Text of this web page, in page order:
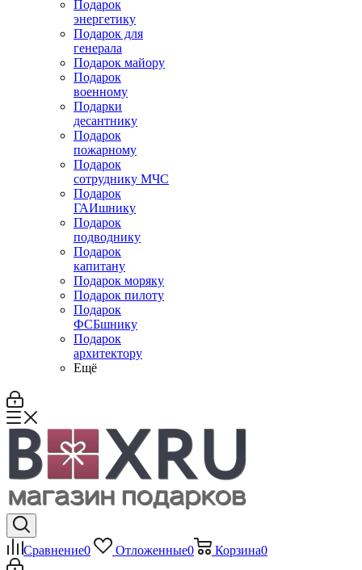
Подарок
энергетику
Подарок для
генерала
Подарок майору
Подарок
военному
Подарки
десантнику
Подарок
пожарному
Подарок
сотруднику МЧС
Подарок
ГАИшнику
Подарок
подводнику
Подарок
капитану
Подарок моряку
Подарок пилоту
Подарок
ФСБшнику
Подарок
архитектору
Ещё
Сравнение0 Отложенные0 Корзина0